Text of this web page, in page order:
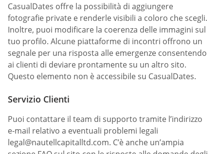
СasualDates offre la possibilità di aggiungere
fotografie private e renderle visibili a coloro che scegli.
Inoltre, puoi modificare la coerenza delle immagini sul
tuo profilo. Alcune piattaforme di incontri offrono un
segnale per una risposta alle emergenze consentendo
ai clienti di deviare prontamente su un altro sito.
Questo elemento non è accessibile su СasualDates.
Servizio Clienti
Puoi contattare il team di supporto tramite l’indirizzo
e-mail relativo a eventuali problemi legali
legal@nautellcapitalltd.com. C’è anche un’ampia